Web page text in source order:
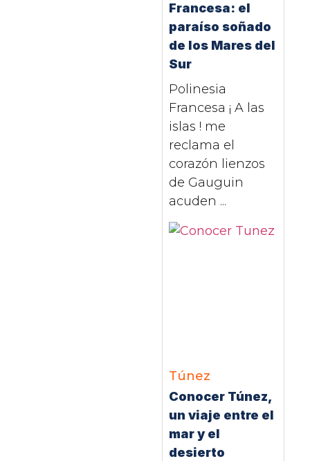
Francesa: el
paraíso soñado
de los Mares del
Sur
Polinesia
Francesa ¡ A las
islas ! me
reclama el
corazón lienzos
de Gauguin
acuden ...
Túnez
Conocer Túnez,
un viaje entre el
mar y el
desierto